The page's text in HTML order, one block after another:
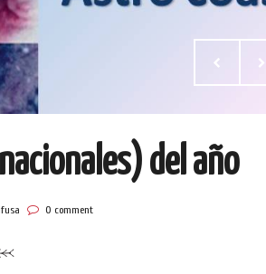
del año
0 comment